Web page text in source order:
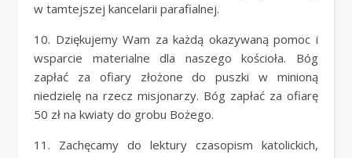
w tamtejszej kancelarii parafialnej.
10. Dziękujemy Wam za każdą okazywaną pomoc i
wsparcie materialne dla naszego kościoła. Bóg
zapłać za ofiary złożone do puszki w minioną
niedzielę na rzecz misjonarzy. Bóg zapłać za ofiarę
50 zł na kwiaty do grobu Bożego.
11. Zachęcamy do lektury czasopism katolickich,